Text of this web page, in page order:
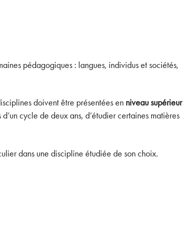
pédagogiques : langues, individus et sociétés,
doivent être présentées en niveau supérieur
cycle de deux ans, d’étudier certaines matières
dans une discipline étudiée de son choix.